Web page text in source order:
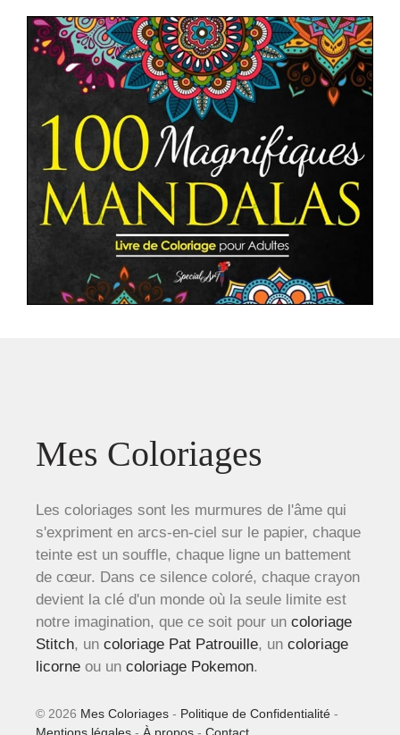
Mes Coloriages
Les coloriages sont les murmures de l'âme qui
s'expriment en arcs-en-ciel sur le papier, chaque
teinte est un souffle, chaque ligne un battement
de cœur. Dans ce silence coloré, chaque crayon
devient la clé d'un monde où la seule limite est
notre imagination, que ce soit pour un coloriage
Stitch, un coloriage Pat Patrouille, un coloriage
licorne ou un coloriage Pokemon.
© 2026 Mes Coloriages - Politique de Confidentialité -